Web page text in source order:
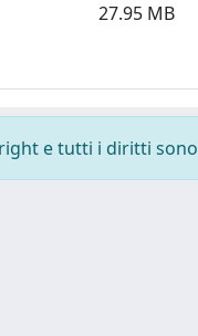
27.95 MB
e tutti i diritti